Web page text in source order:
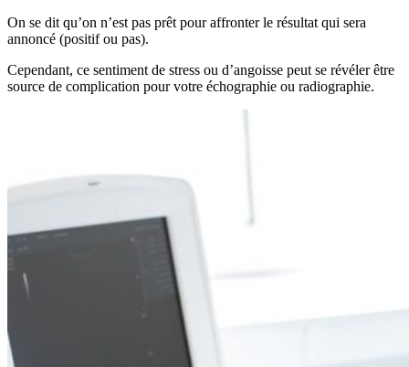
On se dit qu’on n’est pas prêt pour affronter le résultat qui sera
annoncé (positif ou pas).
Cependant, ce sentiment de stress ou d’angoisse peut se révéler être
source de complication pour votre échographie ou radiographie.